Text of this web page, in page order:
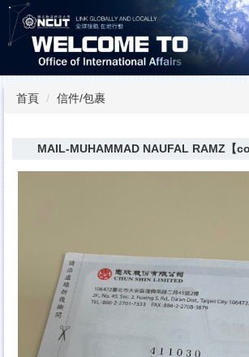
跳
到
主
內
容首頁 信件/包裹
MAIL-MUHAMMAD NAUFAL RAMZ【